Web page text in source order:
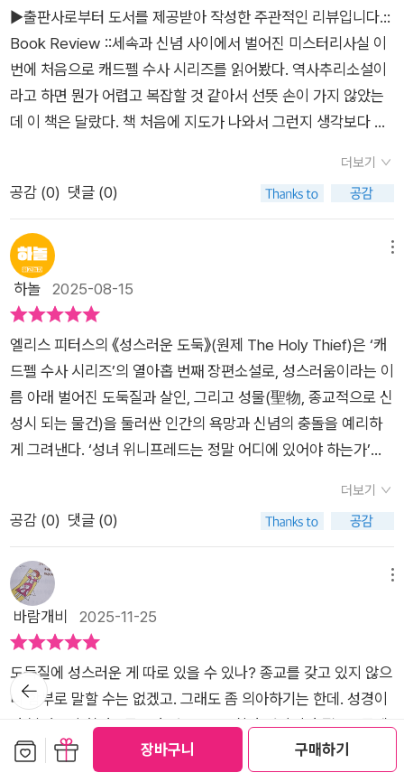
장바구니 구매하기
수 없는 시리즈 중 하나다. 역사와 추리가 절묘하게 조화된 최고
의 역사추리물 걸작 휴머니티 미스터리 BBC 드라마 '캐드펠'의
원작 소설 총 21권, 완간 30주년 기념으로 한국어판 개정판. 드디
어 올해 6월 전권 번역 출간되었다.전 세계 22개국 출간이며 총
21권으로 북펀딩에서 독자들은 하루 만에 목표 금액을 달성하는
놀라운 성과를 거둔 책이라고 한다.시리즈의 단 한 권이라도 만나
본 독자라면, 실제 역사를 배경으로 단순히 추리물로 끝내지 않았
는 주제는 무엇일까?남녀의 사랑과 복수, 우정과 배신 등 인간사
다양한 욕망을 담았다. 삶의 비극은 외부에서 오는 것이 아닌 결
국 인간들은 내부의 욕망과 갈등하게 된다는 큰 깨달음을 주는 가
치 있는 책이다!♣ 기념비적인 이 시리즈의 작가님을 살짝 소개해
보면....중세의 어둠 속에서 인간의 빛을 찾아낸 이야기꾼, 엘리스
피터스 Ellis Peters (본명 엘리스 파지터라고 한다. Ellis Parget
er)영국 슈롭셔의 조용한 들녘에서 태어난 소녀는, 후에 전 세계
독자들의 마음에 깊이 뿌리내릴 스토리텔러가 된다. 본명 에디스
파지터, 필명 엘리스 피터스. 그녀는 이름보다 이야기를 믿었고,
일하며 삶의 다양한 얼굴을 들여다보았고, 제2차 세계대전 중 해
군으로 참전은 놀랍다!! 전쟁터를 지나며 생사의 경계에서 삶의
본질을 물었을 거다. 이런 경험들은 그녀의 문장 안에 조용히 녹
아들어, 독자에게는 낯설지만 따뜻한 위로처럼 스며든다.1939년
첫 소설로 문학의 문을 두드린 이래, 피터스는 역사와 추리, 인간
과 신념을 교차시키며 자신만의 장르를 열었다. 특히 수도사이자
원예사, 그리고 탐정이라는 독특한 인물 캐드펠을 주인공으로 한
시리즈는, 수수께끼와 묵상이 공존하는 새로운 추리소설의 지평
을 열었다.움베르토 에코가 영감을 받았다고 고백했고, 요네자와
호노부, 정세랑 등 작가들의 작가다!! 심지어 애거사 크리스티를
능가한다는 찬사를 받았던 그녀.삶의 마지막 순간까지도 그녀는
보는 것도 뜻깊은 여행이 될 것 같다.​<캐드펠 수사 시리즈>의 19
권의 제목은 『성스러운 도둑 The Holy Thief』이다. 여전히 소설
속에서 영국 땅은 모드 여왕과 스티븐 왕의 내전으로 어지러운 상
황이다. 소설 속에 당시 영국 상황에 대한 설명과 묘사가 자세히
되어 있어, 소설을 이해하는 데에는 큰 어려움이 없다. ​프롤로그
으나 모드 황후 측으로 돌아서서 많은 재산과 땅을 차지했다가,
다시 석방된 스티븐 왕에게 런던탑 권한과 토지를 몰수당한 귀족
이다. 제프리는 가난한 사람이든 부유한 사람이는 앞길을 가로막
는 모든 이를 공격해왔고, 이제 스티븐 왕을 공격했다. 싸움의
명수인 제프리에게 스티븐 왕 측에서 급히 쌓아 올린 성들은 걸림
돌이 되지 못했다. 그러나 케임브리지 북동쪽 버웰의 튼튼한 요새
를 돌며 요새를 함락시킬 방법을 찾다가 8월의 찌는 더위를 참지
못하고 투구와 쇠사슬 갑옷을 벗어던졌다. 성의 수비를 하던 평범
한 궁수가 쏜 화살이 때마침 머리를 맞고 만 제프리, 어이없게도
이 상처로 인해 열병으로 죽고 만다. 문제는 제프리가 교회로부터
파문당한 뒤 사면을 받지 못해 시신조차 제대로 묻힐 수 없다는
교회법에서 시작된다. 부하들은 어떻게든 제프리의 영혼을 구하
기 위해 램지 수도원을 포함하여 제프리가 앗아간 교회 재산들을
그 사실을 알게 되었다. 월터는 램지 수도원의 부원장과 다른 수
사들에게 소식을 알리고 폐허가 되어 버린 램지 수도원을 되살리
기 위해 애쓴다.​램지 수도원에서는 성소를 재건하는 데 도움을 받
기 위해 슈루즈베리 성 베드로 성 바오로 수도원에 두 명의 사자
를 보낸다. 그 중에 한 명은 견습 과정을 밟고 있는 투틸로, 다른
한 명은 램지 수도원의 부원장인 헤를루인이었다. 헤를루인은 수
도원의 지원을 요청하면서 램지 수도원의 수사였으나 세속으로
돌아간 설리엔을 찾아 설득할 계획이라고 밝힌다. 캐드펠은 어쩐
지 그에게 그다지 호감을 느끼지 못한다. 두 사람은 캐드펠 수사
수도원에서는 신의 계시를 이용하기로 하는데……. 성물 도난, 살
인, 신념의 갈등, 그리고 캐드펠 수사의 인간적인 통찰이 어우러
진 정교한 미스터리 작품입니다. 무법자들의 공격으로 초토화
된 램지 수도원에 대한 도움을 요청하게 되는데 램지 수도원의 부
원장은 위선적이고 권위적인 인물이며, 그를 수행하는 터틸로 수
사는 음유시인 같은 사람입니다. 마침, 우기로 큰 비 때문에 시루
즈베리 수도원은 침수 위기를 맞게 된다. 수도원 측에서는 교회의
성녀의 유골함이 사라지고 범인의 얼굴을 알고 있는 양치기마저
살해당한다. 성녀의 관을 훔친 범인은 누구일까? 유골함에는 중
대한 비밀이 숨겨져 있었고, 그것을 아는 캐드펠 수사의 마음은
복잡해지는데... 한 가족이라는 울타리 안에서 어느 하나가 입은
손실은 모두의 손실이나 마찬가지이니까. ---p.19 결국 그 모든
건 바로 성녀님이 지금 쉬고 계시는 곳으로 오기 위해 이루어진
일이 아니겠습니까? ---P.145 “형제끼리 서로 잡아 넘겨 죽게
할 것이며.... .” ---P.248 “지극히 평범한 것들이 기적적인 일
로 바뀌는 현상이 내겐 너무나 자연스러운 일로 여겨지거든요. 만
에 있어 매우 중요한 역할을 담당해왔습니다. 성스러운 도둑은 중
세 수도원이라는 이름에 걸맞게 제목에서 오는 기대감과 상상력
을 자극해왔습니다. 사건은 예상하지 못한 인물의 등장으로 사건
의 윤곽이 서서히 드러나는데... 결국 성녀의 관은 슈르즈베리, 래
지 수도원, 백작의 요구를 중심으로 이해관계를 따지게 되면서
맡기자는 의미였습니다. 이 작품에서 '소르테스 바블리카'는 가장
흥미로운 부분이었습니다. 이는 신약 4복음서의 페이지를 무작
위로 펼친 뒤 손으로 한 구절을 찍어서 신탁을 받는 의식을 가리
키게 되는데 지은이는 이 의식을 이용, 위니프레드 성녀의 유골을
▶출판사로부터 도서를 제공받아 작성한 주관적인 리뷰입니다.​​::
Book Review ::세속과 신념 사이에서 벌어진 미스터리​사실 이
번에 처음으로 캐드펠 수사 시리즈를 읽어봤다. 역사추리소설이
라고 하면 뭔가 어렵고 복잡할 것 같아서 선뜻 손이 가지 않았는
데 이 책은 달랐다. 책 처음에 지도가 나와서 그런지 생각보다 훨
게 가톨릭 관련 뉴스들을 찾아보고 있었는데 이런 시점에 수도원
이야기, 성물 도난, 성인의 유해를 두고 벌어지는 사건들이라서
그런지 더 몰입해서 읽을 수 있었다. ​​​​특히 중세 수도원이라는 폐
쇄적 공간이 주는 특유의 분위기와 성스러운것 같지만 인간적인
욕망으로 가득한 인물들의 모습이 묘하게 끌렸다. <성스러운 도
둑>은 사라진 성골함이 사라진 후에 일어난 일을 보여주고 있다.
점 복잡해진다. 성스러움이라는 단어 아래 감춰진 욕망과 권력 다
툼이 있었다. 등장하는 인물들이 거의 다 선한 척을 하지만 속물
스러운 것도 보였다. 사제들 사이에도 치열한 세속적 갈등이 벌어
진다. 신의 뜻이라는 것도 인간의 욕망에 이용될 수 있다는 것을
보여준다. ​​​ <성스러운 도둑>은 중세 잉글랜드를 배경으로 하고
있다. 역사적 사건과 픽션이 자연스럽게 섞여 있어서 마치 12세
기 잉글랜드로 시간 여행을 떠난 듯한 느낌이었다. 종교, 정치, 귀
이 자연스럽게 녹아 있다. 읽다 보면 그때나 지금이나 별반 다르
지 않구나 하는 생각이 들었다. 성골함을 차지하려는 인간들의 모
습은 현대의 권력 다툼과 다를 바 없었다. 캐드펠이 복음서를 펼
쳐 짚은 구절인 '형제끼리 서로 잡아 넘겨 죽게 할 것이며...'이 장
면은 소름이 끼칠 정도였다. 신의 이름 아래 벌어지는 폭력과 위
선, 인간 존재의 불완전함을 그대로 보여준 느낌이다. ​​​​캐드펠 수
사 시리즈는 추리소설로의 재미는 물론이고 인간 존재에 대한 깊
은 질문까지 던지는 작품이었다. 수도원 이야기라니 지루하진 않
을까 싶었지만 오히려 그 배경 덕분에 훨씬 더 색다르고 신선했
더보기
공감 (0) 댓글 (0)
하놀 2025-08-15
엘리스 피터스의 《성스러운 도둑》(원제 The Holy Thief)은 ‘캐
드펠 수사 시리즈’의 열아홉 번째 장편소설로, 성스러움이라는 이
름 아래 벌어진 도둑질과 살인, 그리고 성물(聖物, 종교적으로 신
성시 되는 물건)을 둘러싼 인간의 욕망과 신념의 충돌을 예리하
게 그려낸다. ‘성녀 위니프레드는 정말 어디에 있어야 하는가’라
지 인간 사회의 복잡한 관계와 윤리를 유려하게 풀어낸 작품이다.
폐허가 된 램지 수도원에서 원조를 요청하기 위해 슈루즈베리를
찾아온 인물은 부원장 헤를루인과 젊은 수사 투틸로다. 때마침 슈
루즈베리에 큰비가 내려 강물이 범람하고, 수도사들은 귀중한 성
물들을 안전한 곳으로 옮기느라 분주하다. 그중에는 수도원의 수
호성인 위니프레드 성녀의 성골함이 있었다. 그러나 홍수가 잦아
사라진 것을 발견한다. 더 큰 비극은, 범인의 얼굴을 봤을 것으로
여겨지는 유력한 목격자가 끔찍하게 살해되면서 사건이 단순한
도난에서 살인으로 확대된다는 점이다.이야기의 중심에는 다양
한 관계와 감정이 얽혀 있다. 수도원 사제들 간의 미묘한 긴장, 귀
더보기
공감 (0) 댓글 (0)
바람개비 2025-11-25
도둑질에 성스러운 게 따로 있을 수 있나? 종교를 갖고 있지 않으
니 함부로 말할 수는 없겠고. 그래도 좀 의아하기는 한데. 성경이
나 불경을 훔친다? 묵주나 염주를? 교회나 성당이나 절을? 글쎄,
종교를 핑계로 결국은 개인의 욕망을 실현시키는 방법 중 하나가
아닌가 하는 생각을 해보는데...이번 책은 묘한 기분으로 읽었다.
뒤로가
기